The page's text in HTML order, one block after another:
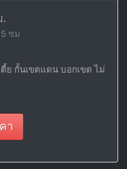
ซม
ย กั้นเขตแดน บอกเขต ไม่
า